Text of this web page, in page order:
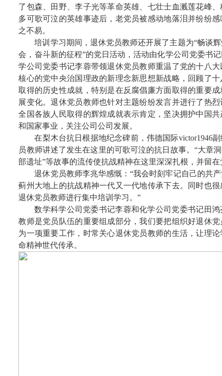
了包森、田野、李子光等革命英雄、七壮士血溅莲花峰
多可歌可泣的英雄事迹后，老党员被感动地落泪并纷纷
之不易。
培训学习期间，退休党员教师还开展了主题为“畅谈
会，奋斗新的征程”的党日活动，活动由化学公司党委书
学公司党委书记李蓉带领退休党员教师重温了党的十八
核心的党中央治国理政的新理念新思想新战略，回顾了
取得的历史性成就，特别是在反腐倡廉方面取得的重要
展变化。退休党员教师也针对主题纷纷发言并进行了热
全国各族人民取得的辉煌成就表示肯定，坚决拥护中国
和国家事业，关注公司公司发展。
在梨木台抗日根据地纪念碑前，伟德国际victor1946
员教师讲述了发生在这里的可歌可泣的抗日故事。“大章
部遗址”等故事的流传使抗战精神在这里深深扎根，并留
退休党员教师李兆华感慨：“我会时刻牢记自己的共
蓟州大地上的抗战精神一代又一代地传承下去。同时也
退休党员教师进行集中培训学习。”
数学科学公司党委书记李蓉和化学公司党委书记田
教师是党员队伍的重要组成部分，我们要把组织好退休
为一项重要工作，时常关心退休党员教师的生活，让理
命精神世代传承。